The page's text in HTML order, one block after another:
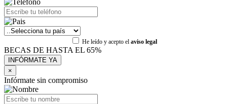
He leído y acepto el aviso legal
BECAS DE HASTA EL 65%
×
Infórmate sin compromiso